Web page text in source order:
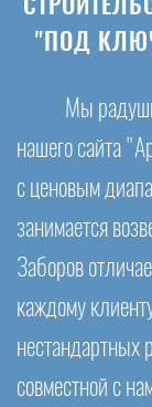
"ПОД
Мы
нашего сайта
с ценовым
занимается
Заборов
каждому
нестандартных
совместной с